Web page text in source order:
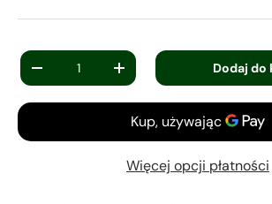
Ilość
-
+ Dodaj do
Więcej opcji płatności